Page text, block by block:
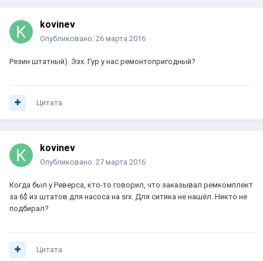
kovinev
Опубликовано: 26 марта 2016
Резин штатный). Ээх. Гур у нас ремонтопригодный?
Цитата
kovinev
Опубликовано: 27 марта 2016
Когда был у Реверса, кто-то говорил, что заказывал ремкомплект
за 6$ из штатов для насоса на srx. Для ситика не нашёл. Никто не
подбирал?
Цитата